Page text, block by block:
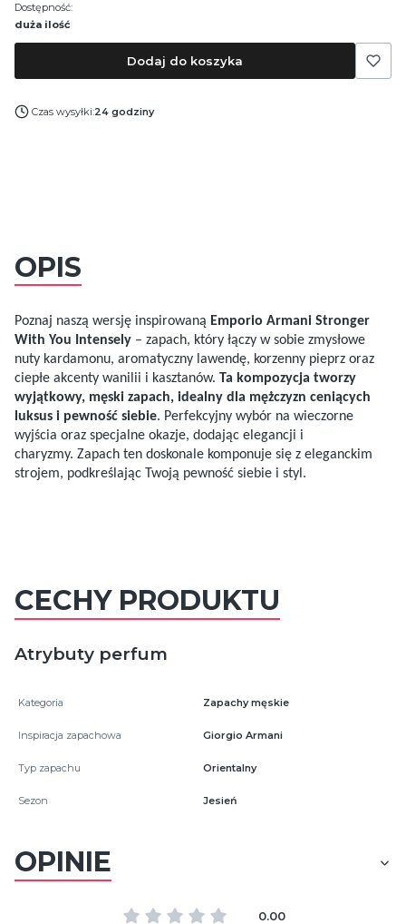
Dostępność:
duża ilość
Dodaj do koszyka
Czas wysyłki:24 godziny
OPIS
Poznaj naszą wersję inspirowaną Emporio Armani Stronger
With You Intensely – zapach, który łączy w sobie zmysłowe
nuty kardamonu, aromatyczny lawendę, korzenny pieprz oraz
ciepłe akcenty wanilii i kasztanów. Ta kompozycja tworzy
wyjątkowy, męski zapach, idealny dla mężczyzn ceniących
luksus i pewność siebie. Perfekcyjny wybór na wieczorne
wyjścia oraz specjalne okazje, dodając elegancji i
charyzmy. Zapach ten doskonale komponuje się z eleganckim
strojem, podkreślając Twoją pewność siebie i styl.
CECHY PRODUKTU
Atrybuty perfum
Kategoria Zapachy męskie
Inspiracja zapachowa Giorgio Armani
Typ zapachu Orientalny
Sezon Jesień
OPINIE
0.00